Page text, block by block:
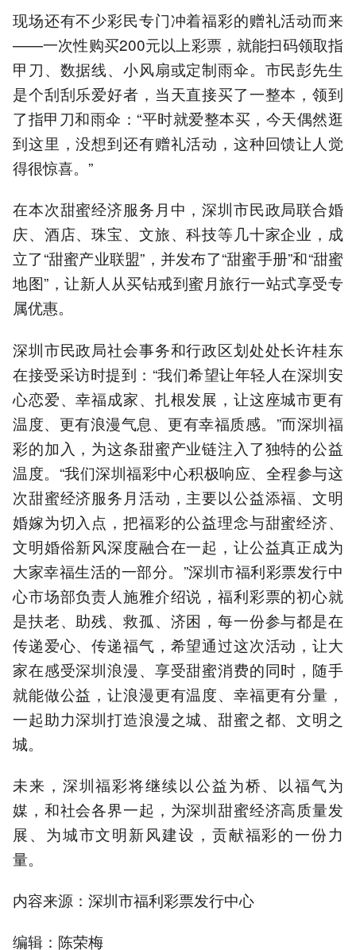
现场还有不少彩民专门冲着福彩的赠礼活动而来
——一次性购买200元以上彩票，就能扫码领取指
甲刀、数据线、小风扇或定制雨伞。市民彭先生
是个刮刮乐爱好者，当天直接买了一整本，领到
了指甲刀和雨伞：“平时就爱整本买，今天偶然逛
到这里，没想到还有赠礼活动，这种回馈让人觉
得很惊喜。”
在本次甜蜜经济服务月中，深圳市民政局联合婚
庆、酒店、珠宝、文旅、科技等几十家企业，成
立了“甜蜜产业联盟”，并发布了“甜蜜手册”和“甜蜜
地图”，让新人从买钻戒到蜜月旅行一站式享受专
属优惠。
深圳市民政局社会事务和行政区划处处长许桂东
在接受采访时提到：“我们希望让年轻人在深圳安
心恋爱、幸福成家、扎根发展，让这座城市更有
温度、更有浪漫气息、更有幸福质感。”而深圳福
彩的加入，为这条甜蜜产业链注入了独特的公益
温度。“我们深圳福彩中心积极响应、全程参与这
次甜蜜经济服务月活动，主要以公益添福、文明
婚嫁为切入点，把福彩的公益理念与甜蜜经济、
文明婚俗新风深度融合在一起，让公益真正成为
大家幸福生活的一部分。”深圳市福利彩票发行中
心市场部负责人施雅介绍说，福利彩票的初心就
是扶老、助残、救孤、济困，每一份参与都是在
传递爱心、传递福气，希望通过这次活动，让大
家在感受深圳浪漫、享受甜蜜消费的同时，随手
就能做公益，让浪漫更有温度、幸福更有分量，
一起助力深圳打造浪漫之城、甜蜜之都、文明之
城。
未来，深圳福彩将继续以公益为桥、以福气为
媒，和社会各界一起，为深圳甜蜜经济高质量发
展、为城市文明新风建设，贡献福彩的一份力
量。
内容来源：深圳市福利彩票发行中心
编辑：陈荣梅